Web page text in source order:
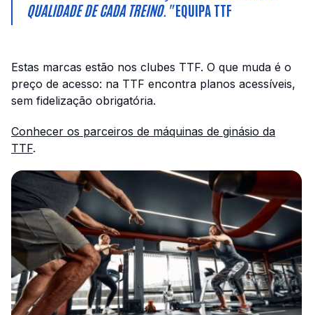
QUALIDADE DE CADA TREINO."EQUIPA TTF
Estas marcas estão nos clubes TTF. O que muda é o
preço de acesso: na TTF encontra planos acessíveis,
sem fidelização obrigatória.
Conhecer os parceiros de máquinas de ginásio da
TTF.